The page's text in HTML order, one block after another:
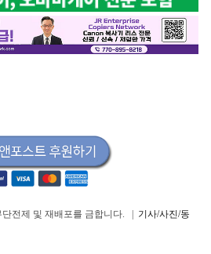
단전제 및 재배포를 금합니다. | 기사/사진/동